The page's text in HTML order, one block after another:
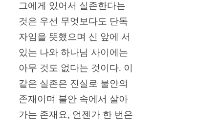
그에게 있어서 실존한다는
것은 우선 무엇보다도 단독
자임을 뜻했으며 신 앞에 서
있는 나와 하나님 사이에는
아무 것도 없다는 것이다. 이
같은 실존은 진실로 불안의
존재이며 불안 속에서 살아
가는 존재요, 언젠가 한 번은